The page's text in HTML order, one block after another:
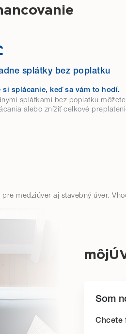
splátky bez poplatku
si splácanie, keď sa vám to hodí.
splátkami bez poplatku
alebo znížiť celkové
medziúver aj stavebný úver.
Som
Chcete